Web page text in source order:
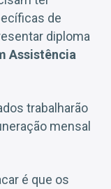
de
diploma
Assistência
trabalharão
mensal
é que os